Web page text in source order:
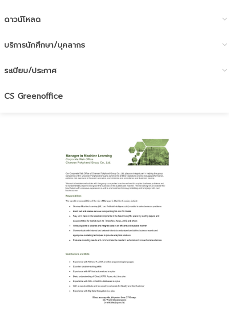
ดาวน์โหลด
บริการนักศึกษา/บุคลากร
ระเบียบ/ประกาศ
CS Greenoffice